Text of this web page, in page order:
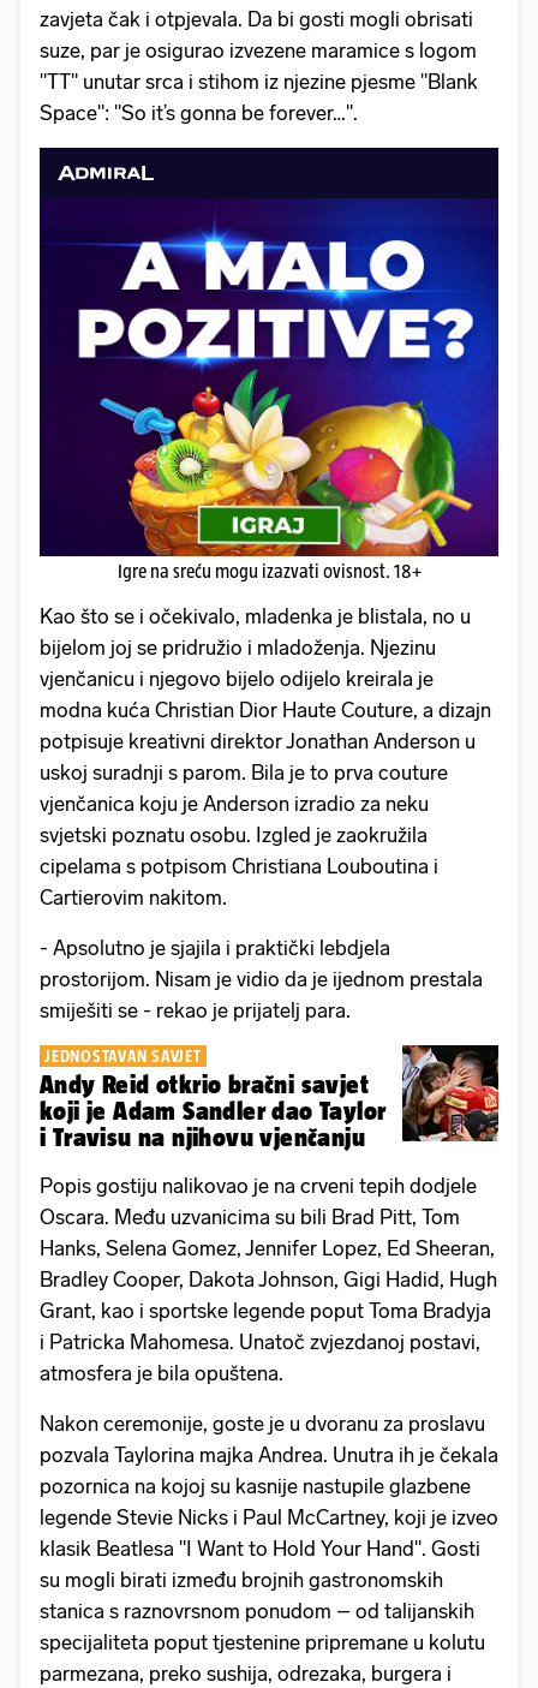
zavjeta čak i otpjevala. Da bi gosti mogli obrisati
suze, par je osigurao izvezene maramice s logom
"TT" unutar srca i stihom iz njezine pjesme "Blank
Space": "So it’s gonna be forever…".
Igre na sreću mogu izazvati ovisnost. 18+
Kao što se i očekivalo, mladenka je blistala, no u
bijelom joj se pridružio i mladoženja. Njezinu
vjenčanicu i njegovo bijelo odijelo kreirala je
modna kuća Christian Dior Haute Couture, a dizajn
potpisuje kreativni direktor Jonathan Anderson u
uskoj suradnji s parom. Bila je to prva couture
vjenčanica koju je Anderson izradio za neku
svjetski poznatu osobu. Izgled je zaokružila
cipelama s potpisom Christiana Louboutina i
Cartierovim nakitom.
​- Apsolutno je sjajila i praktički lebdjela
prostorijom. Nisam je vidio da je ijednom prestala
smiješiti se - rekao je prijatelj para.
JEDNOSTAVAN SAVJET
Andy Reid otkrio bračni savjet
koji je Adam Sandler dao Taylor
i Travisu na njihovu vjenčanju
Popis gostiju nalikovao je na crveni tepih dodjele
Oscara. Među uzvanicima su bili Brad Pitt, Tom
Hanks, Selena Gomez, Jennifer Lopez, Ed Sheeran,
Bradley Cooper, Dakota Johnson, Gigi Hadid, Hugh
Grant, kao i sportske legende poput Toma Bradyja
i Patricka Mahomesa. Unatoč zvjezdanoj postavi,
atmosfera je bila opuštena.
Nakon ceremonije, goste je u dvoranu za proslavu
pozvala Taylorina majka Andrea. Unutra ih je čekala
pozornica na kojoj su kasnije nastupile glazbene
legende Stevie Nicks i Paul McCartney, koji je izveo
klasik Beatlesa "I Want to Hold Your Hand". Gosti
su mogli birati između brojnih gastronomskih
stanica s raznovrsnom ponudom – od talijanskih
specijaliteta poput tjestenine pripremane u kolutu
parmezana, preko sushija, odrezaka, burgera i